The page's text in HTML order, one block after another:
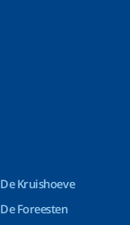
Kruishoeve
Foreesten